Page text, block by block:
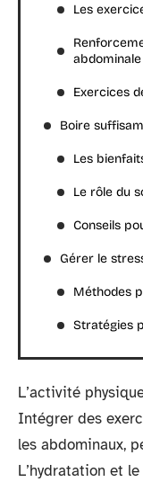
Les
abdominale
Exercices
Boire
Les
Le rôle du
Conseils
Gérer le
Méthodes
Stratégies
L’activité
Intégrer des
les abdominaux,
L’hydratation et